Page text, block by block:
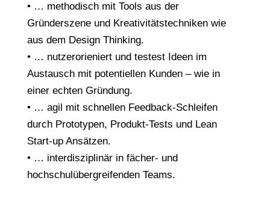
• … methodisch mit Tools aus der
Gründerszene und Kreativitätstechniken wie
aus dem Design Thinking.
• … nutzerorieniert und testest Ideen im
Austausch mit potentiellen Kunden – wie in
einer echten Gründung.
• … agil mit schnellen Feedback-Schleifen
durch Prototypen, Produkt-Tests und Lean
Start-up Ansätzen.
• … interdisziplinär in fächer- und
hochschulübergreifenden Teams.